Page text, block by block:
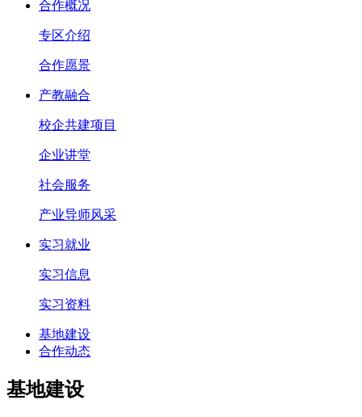
合作概况
专区介绍
合作愿景
产教融合
校企共建项目
企业讲堂
社会服务
产业导师风采
实习就业
实习信息
实习资料
基地建设
合作动态
基地建设